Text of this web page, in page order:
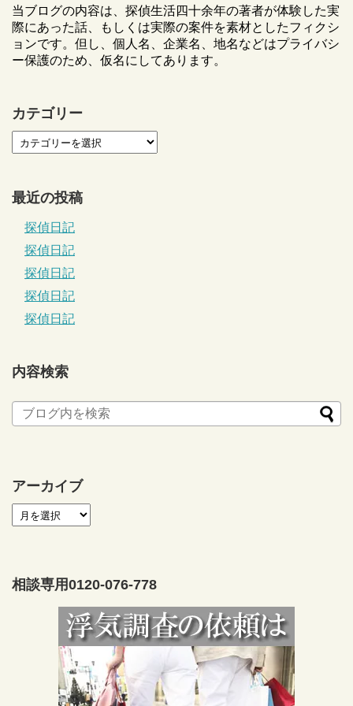
当ブログの内容は、探偵生活四十余年の著者が体験した実
際にあった話、もしくは実際の案件を素材としたフィクシ
ョンです。但し、個人名、企業名、地名などはプライバシ
ー保護のため、仮名にしてあります。
カテゴリー
最近の投稿
探偵日記
探偵日記
探偵日記
探偵日記
探偵日記
内容検索
アーカイブ
相談専用0120-076-778